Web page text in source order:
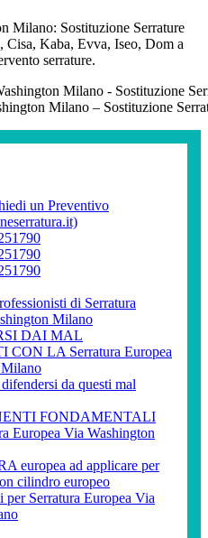
Milano: Sostituzione Serrature
Kaba, Evva, Iseo, Dom a
serrature.
Milano – Sostituzione
un Preventivo
di Serratura
Milano
DAI MAL
CON LA Serratura Europea
da questi mal
FONDAMENTALI
Europea Via Washington
europea ad applicare per
cilindro europeo
Serratura Europea Via